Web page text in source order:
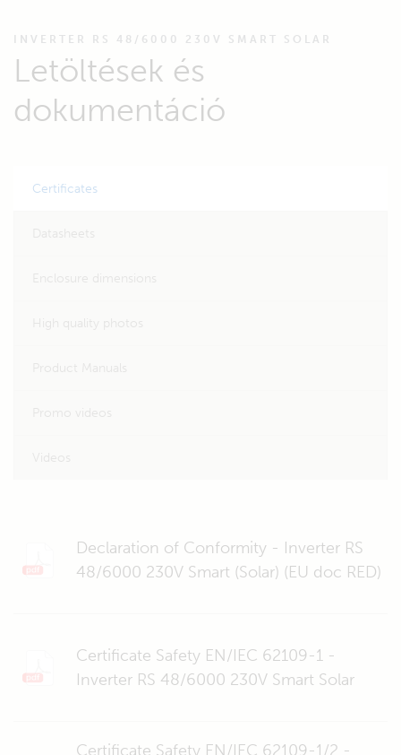
INVERTER RS 48/6000 230V SMART SOLAR
Letöltések és
dokumentáció
Certificates
Declaration of Conformity - Inverter RS
48/6000 230V Smart (Solar) (EU doc RED)
Certificate Safety EN/IEC 62109-1 -
Inverter RS 48/6000 230V Smart Solar
Certificate Safety EN/IEC 62109-1/2 -